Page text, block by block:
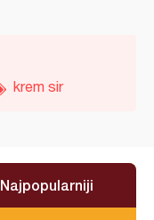
krem sir
Najpopularniji